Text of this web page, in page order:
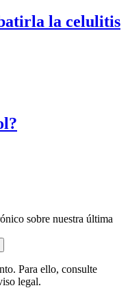
la celulitis
sobre nuestra última
Para ello, consulte
legal.